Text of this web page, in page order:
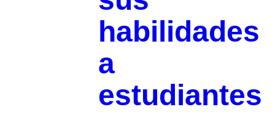
habilidades
a
estudiantes